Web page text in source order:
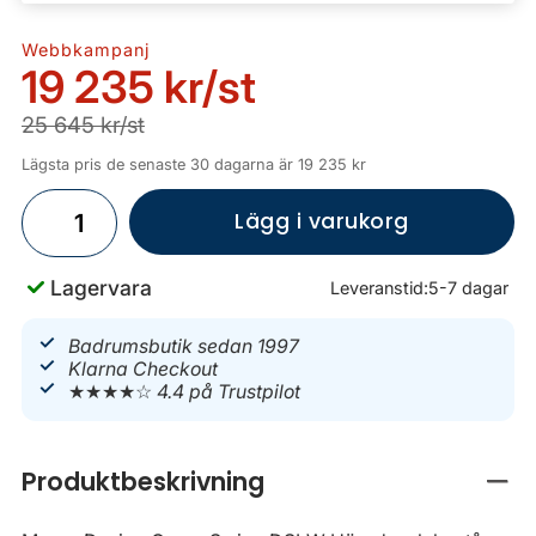
Webbkampanj
19 235 kr/st
25 645 kr/st
Lägsta pris de senaste 30 dagarna är 19 235 kr
Lägg i varukorg
Lagervara Leveranstid:5-7 dagar
Badrumsbutik sedan 1997
Klarna Checkout
★★★★☆4.4 på Trustpilot
Produktbeskrivning